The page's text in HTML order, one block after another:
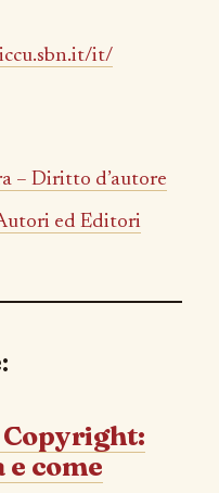
it/
– Diritto d’autore
ed Editori
Copyright:
come